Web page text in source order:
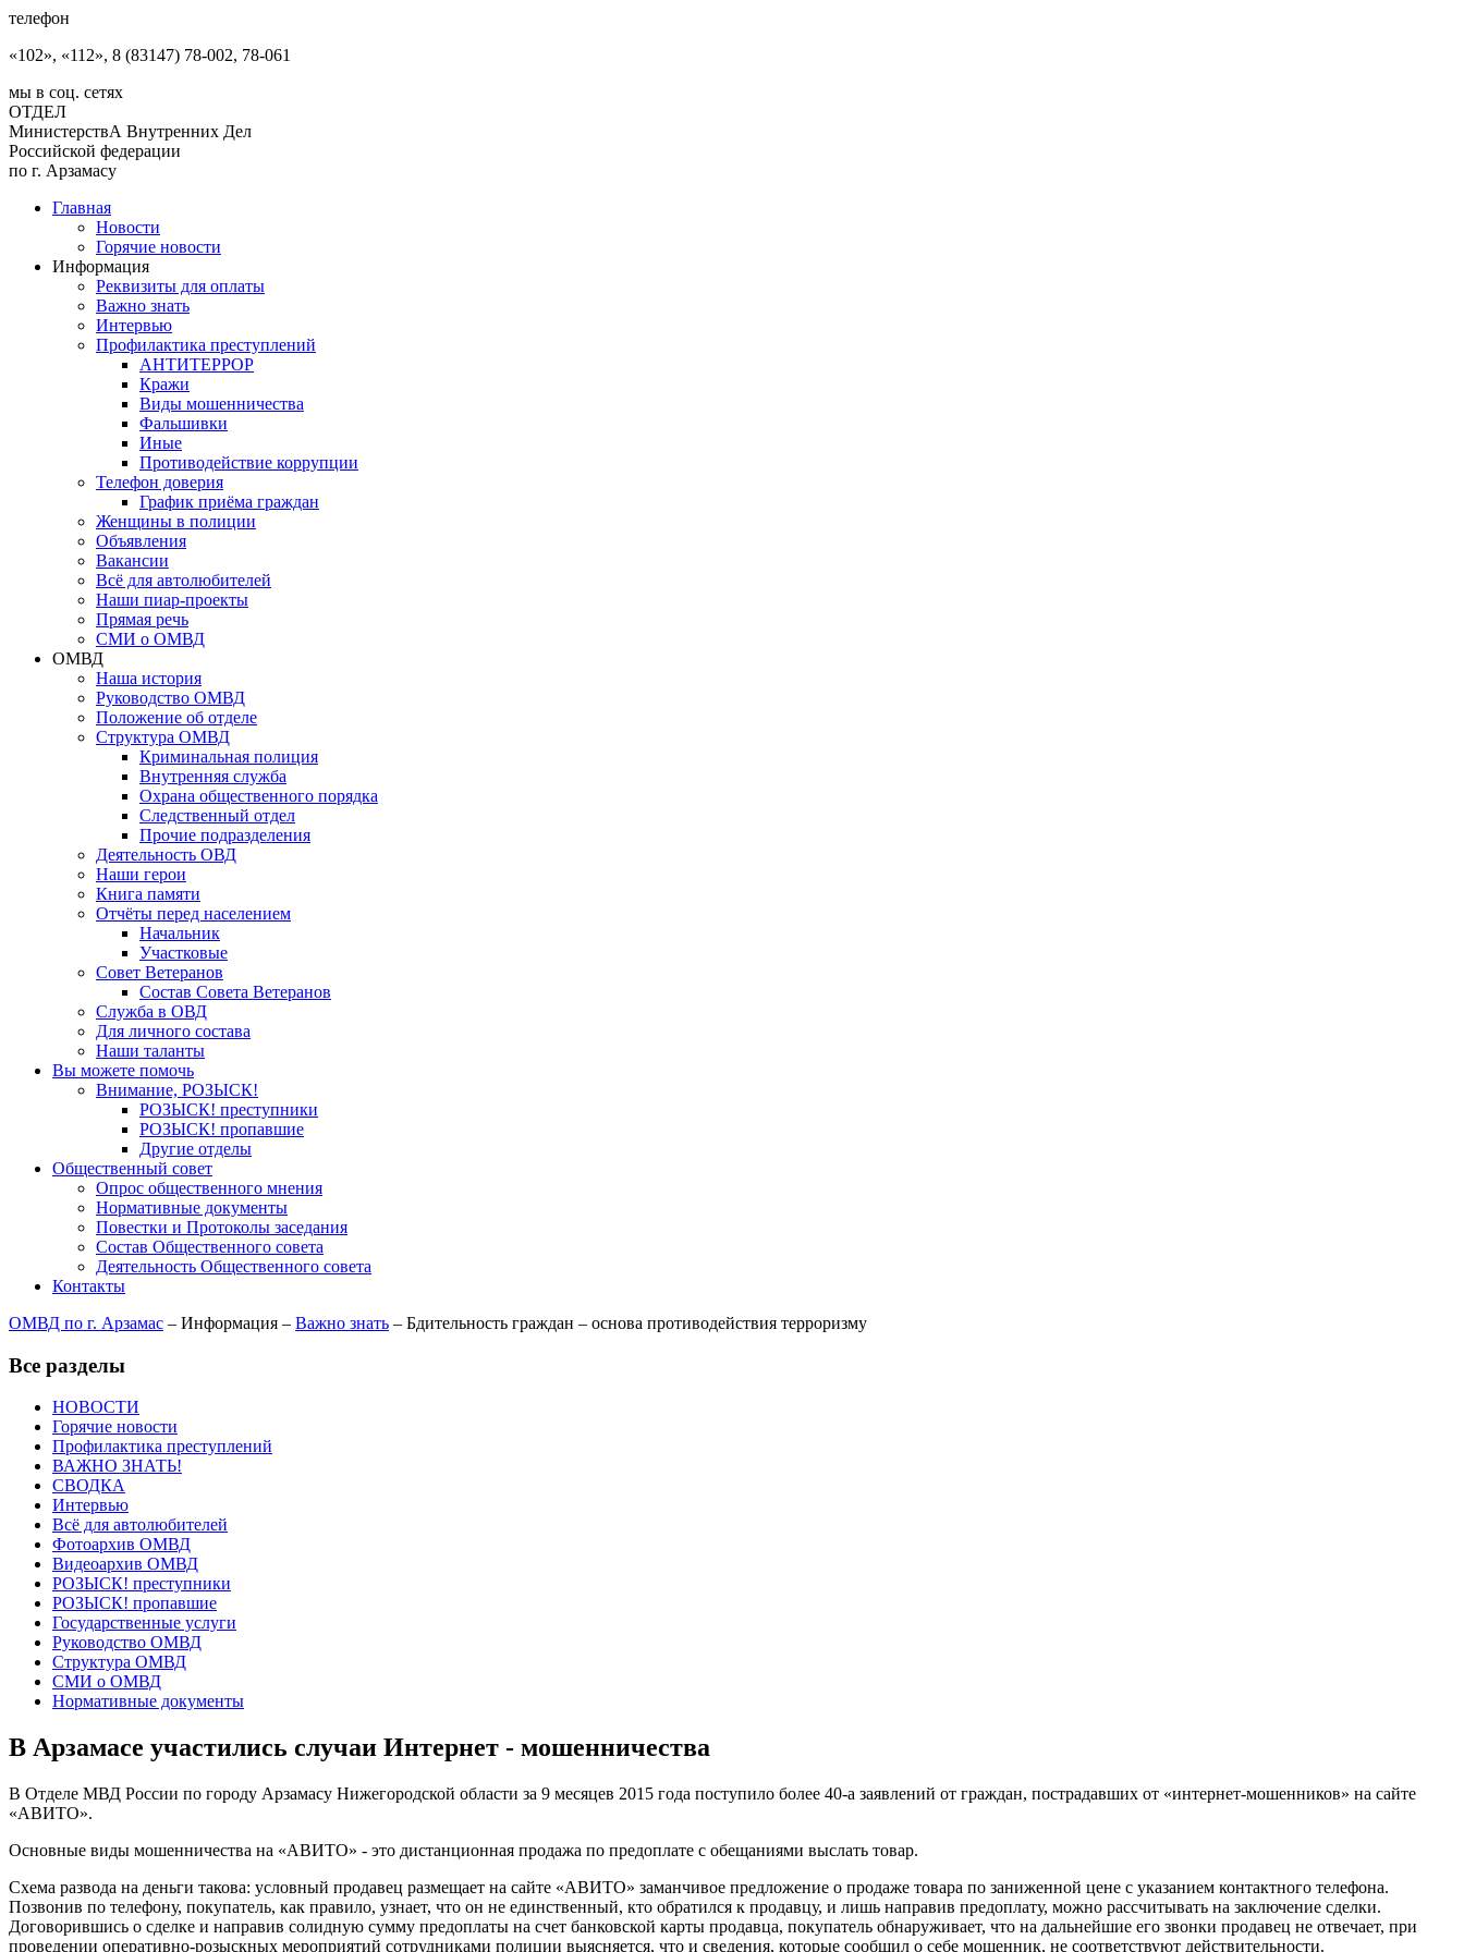
телефон
«102», «112», 8 (83147) 78-002, 78-061
мы в соц. сетях
ОТДЕЛ
МинистерствА Внутренних Дел
Российской федерации
по г. Арзамасу
Главная
Новости
Горячие новости
Информация
Реквизиты для оплаты
Важно знать
Интервью
Профилактика преступлений
АНТИТЕРРОР
Кражи
Виды мошенничества
Фальшивки
Иные
Противодействие коррупции
Телефон доверия
График приёма граждан
Женщины в полиции
Объявления
Вакансии
Всё для автолюбителей
Наши пиар-проекты
Прямая речь
СМИ о ОМВД
ОМВД
Наша история
Руководство ОМВД
Положение об отделе
Структура ОМВД
Криминальная полиция
Внутренняя служба
Охрана общественного порядка
Следственный отдел
Прочие подразделения
Деятельность ОВД
Наши герои
Книга памяти
Отчёты перед населением
Начальник
Участковые
Совет Ветеранов
Состав Совета Ветеранов
Служба в ОВД
Для личного состава
Наши таланты
Вы можете помочь
Внимание, РОЗЫСК!
РОЗЫСК! преступники
РОЗЫСК! пропавшие
Другие отделы
Общественный совет
Опрос общественного мнения
Нормативные документы
Повестки и Протоколы заседания
Состав Общественного совета
Деятельность Общественного совета
Контакты
ОМВД по г. Арзамас – Информация – Важно знать – Бдительность граждан – основа противодействия терроризму
Все разделы
НОВОСТИ
Горячие новости
Профилактика преступлений
ВАЖНО ЗНАТЬ!
СВОДКА
Интервью
Всё для автолюбителей
Фотоархив ОМВД
Видеоархив ОМВД
РОЗЫСК! преступники
РОЗЫСК! пропавшие
Государственные услуги
Руководство ОМВД
Структура ОМВД
СМИ о ОМВД
Нормативные документы
В Арзамасе участились случаи Интернет - мошенничества
В Отделе МВД России по городу Арзамасу Нижегородской области за 9 месяцев 2015 года поступило более 40-а заявлений от граждан, пострадавших от «интернет-мошенников» на сайте
«АВИТО».
Основные виды мошенничества на «АВИТО» - это дистанционная продажа по предоплате с обещаниями выслать товар.
Схема развода на деньги такова: условный продавец размещает на сайте «АВИТО» заманчивое предложение о продаже товара по заниженной цене с указанием контактного телефона.
Позвонив по телефону, покупатель, как правило, узнает, что он не единственный, кто обратился к продавцу, и лишь направив предоплату, можно рассчитывать на заключение сделки.
Договорившись о сделке и направив солидную сумму предоплаты на счет банковской карты продавца, покупатель обнаруживает, что на дальнейшие его звонки продавец не отвечает, при
проведении оперативно-розыскных мероприятий сотрудниками полиции выясняется, что и сведения, которые сообщил о себе мошенник, не соответствуют действительности.